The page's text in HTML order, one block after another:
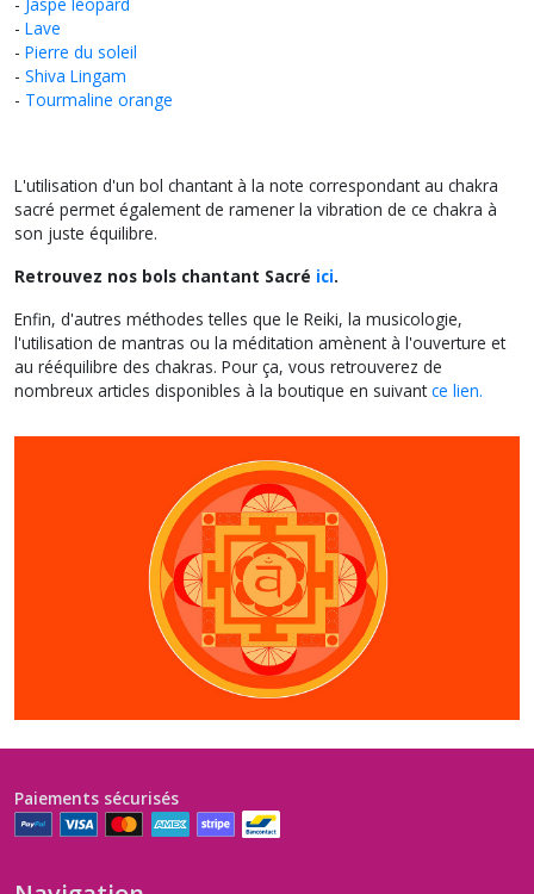
- Lave
- Pierre du soleil
- Shiva Lingam
- Tourmaline orange
L'utilisation d'un bol chantant à la note correspondant au chakra
sacré permet également de ramener la vibration de ce chakra à
son juste équilibre.
Retrouvez nos bols chantant Sacré ici.
Enfin, d'autres méthodes telles que le Reiki, la musicologie,
l'utilisation de mantras ou la méditation amènent à l'ouverture et
au rééquilibre des chakras. Pour ça, vous retrouverez de
nombreux articles disponibles à la boutique en suivantce lien.
Paiements sécurisés